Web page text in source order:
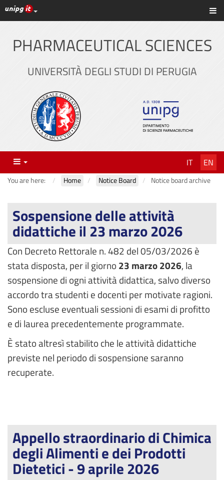
Skip
to
UniPG top links
PHARMACEUTICAL SCIENCES
UNIVERSITÀ DEGLI STUDI DI PERUGIA
Menu IT EN
You are here: Home Notice Board Notice board archive
Sospensione delle attività
didattiche il 23 marzo 2026
Con Decreto Rettorale n. 482 del 05/03/2026 è
stata disposta, per il giorno 23 marzo 2026, la
sospensione di ogni attività didattica, salvo diverso
accordo tra studenti e docenti per motivate ragioni.
Sono escluse eventuali sessioni di esami di profitto
e di laurea precedentemente programmate.
È stato altresì stabilito che le attività didattiche
previste nel periodo di sospensione saranno
recuperate.
Appello straordinario di Chimica
degli Alimenti e dei Prodotti
Dietetici - 9 aprile 2026